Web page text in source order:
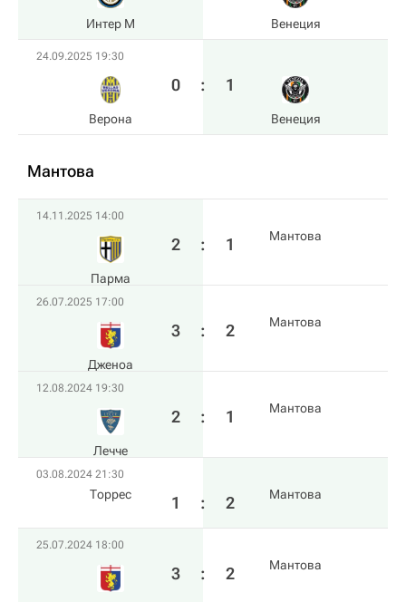
Интер М Венеция
24.09.2025 19:30
Верона
0 : 1
Венеция
Мантова
14.11.2025 14:00
Парма
2 : 1 Мантова
26.07.2025 17:00
Дженоа
3 : 2 Мантова
12.08.2024 19:30
Лечче
2 : 1 Мантова
03.08.2024 21:30
Торрес 1 : 2 Мантова
25.07.2024 18:00
3 : 2 Мантова